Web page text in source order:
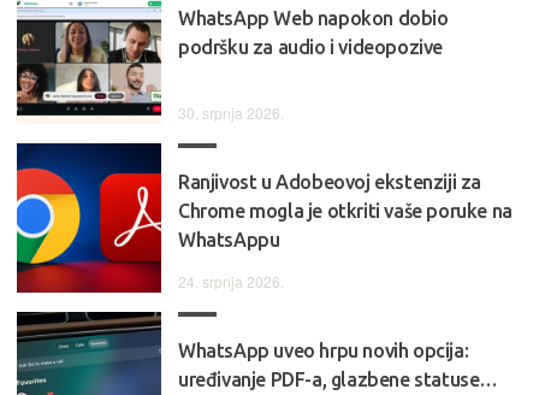
WhatsApp Web napokon dobio
podršku za audio i videopozive
30. srpnja 2026.
Ranjivost u Adobeovoj ekstenziji za
Chrome mogla je otkriti vaše poruke na
WhatsAppu
24. srpnja 2026.
WhatsApp uveo hrpu novih opcija:
uređivanje PDF-a, glazbene statuse…